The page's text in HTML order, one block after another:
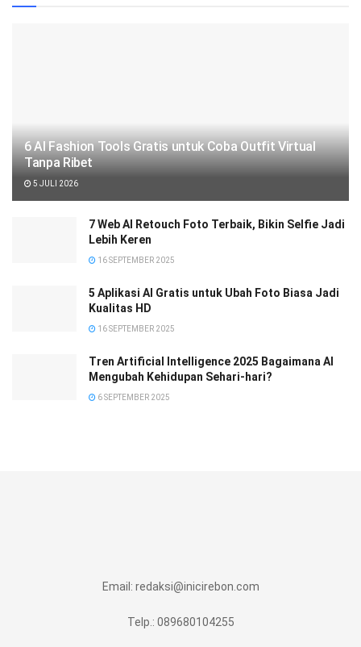
6 AI Fashion Tools Gratis untuk Coba Outfit Virtual
Tanpa Ribet
5 JULI 2026
7 Web AI Retouch Foto Terbaik, Bikin Selfie Jadi
Lebih Keren
16 SEPTEMBER 2025
5 Aplikasi AI Gratis untuk Ubah Foto Biasa Jadi
Kualitas HD
16 SEPTEMBER 2025
Tren Artificial Intelligence 2025 Bagaimana AI
Mengubah Kehidupan Sehari-hari?
6 SEPTEMBER 2025
Email: redaksi@inicirebon.com
Telp.: 089680104255